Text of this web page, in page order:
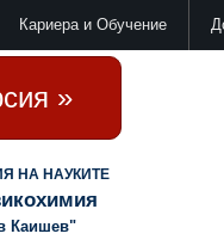
Кариера и Обучение
»
НА НАУКИТЕ
Каишев"